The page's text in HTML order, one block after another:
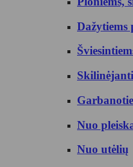
Dažytiems
Nuo
Nuo utėlių